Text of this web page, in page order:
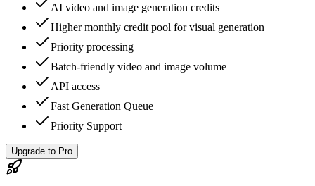
AI video and image generation credits
Higher monthly credit pool for visual generation
Priority processing
Batch-friendly video and image volume
API access
Fast Generation Queue
Priority Support
Upgrade to Pro